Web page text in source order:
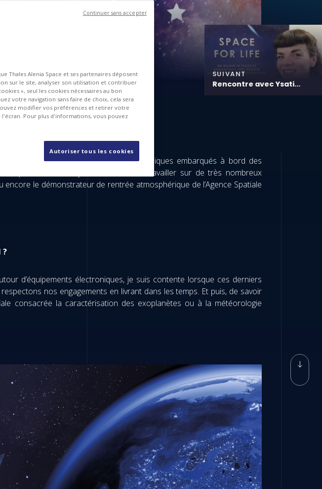
SUIVANT
Rencontre avec Ysati...
effectués sur les équipements électroniques embarqués à bord des
professionnelle, j’ai été amenée à travailler sur de très nombreux
le démonstrateur de rentrée atmosphérique de l’Agence Spatiale
?
d’équipements électroniques, je suis contente lorsque ces derniers
nos engagements en livrant dans les temps. Et puis, de savoir
consacrée la caractérisation des exoplanètes ou à la météorologie
Thales Alenia Space et ses partenaires déposent
sur le site, analyser son utilisation et contribuer
», seul les cookies nécessaires au bon
votre navigation sans faire de choix, cela sera
modifier vos préférences et retirer votre
Pour plus d'informations, vous pouvez
Autoriser tous les cookies
Continuer sans accepter